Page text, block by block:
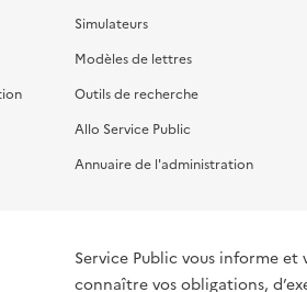
Simulateurs
Modèles de lettres
Outils de recherche
Allo Service Public
Annuaire de l'administration
Service Public vous informe
connaître vos obligations,